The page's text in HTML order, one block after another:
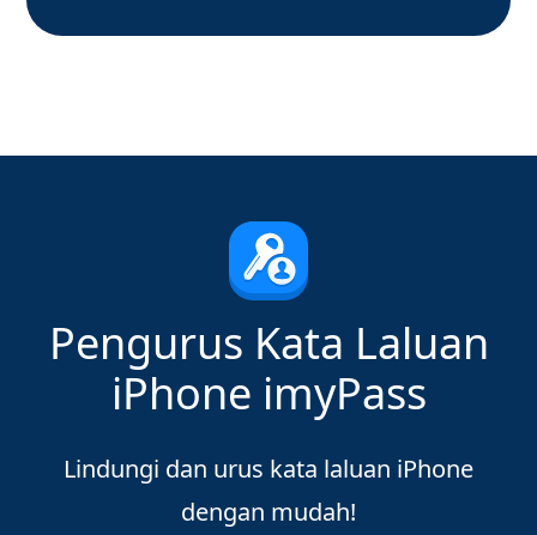
Pengurus Kata Laluan
iPhone imyPass
Lindungi dan urus kata laluan iPhone
dengan mudah!